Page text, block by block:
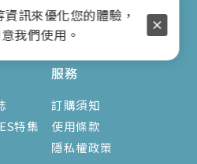
文 )
特集
服務
訂購須知
使用條款
隱私權政策
訊來優化您的體驗，
我們使用。